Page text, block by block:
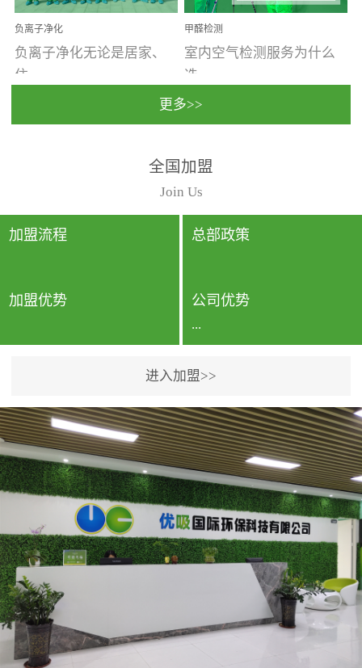
负离子净化
负离子净化无论是居家、
住...
动，人类长时间停留的室
内空间都有整体消毒的需
要。因为空间内人流携带
的、空气...
甲醛检测
室内空气检测服务为什么
选...
行国家规定的标准检测方
法，空气采样量准确，检
测结果可靠，远胜于其他
检测...
更多>>
全国加盟
Join Us
加盟流程 总部政策
加盟优势 公司优势
...
专利保护优势、双甲资质
企业（“室内环境净化治理
甲级施工资质”“室内环境
污染治理资质等级证
书”）、拥有多名高级《环
境工程高级工程师》室内
空气治理资格认证的治理
人员、掌握室内空气净化
治理实用技术和五项专利
技术、八项计算机软件著
作权登记证书等。研发实
进入加盟>>